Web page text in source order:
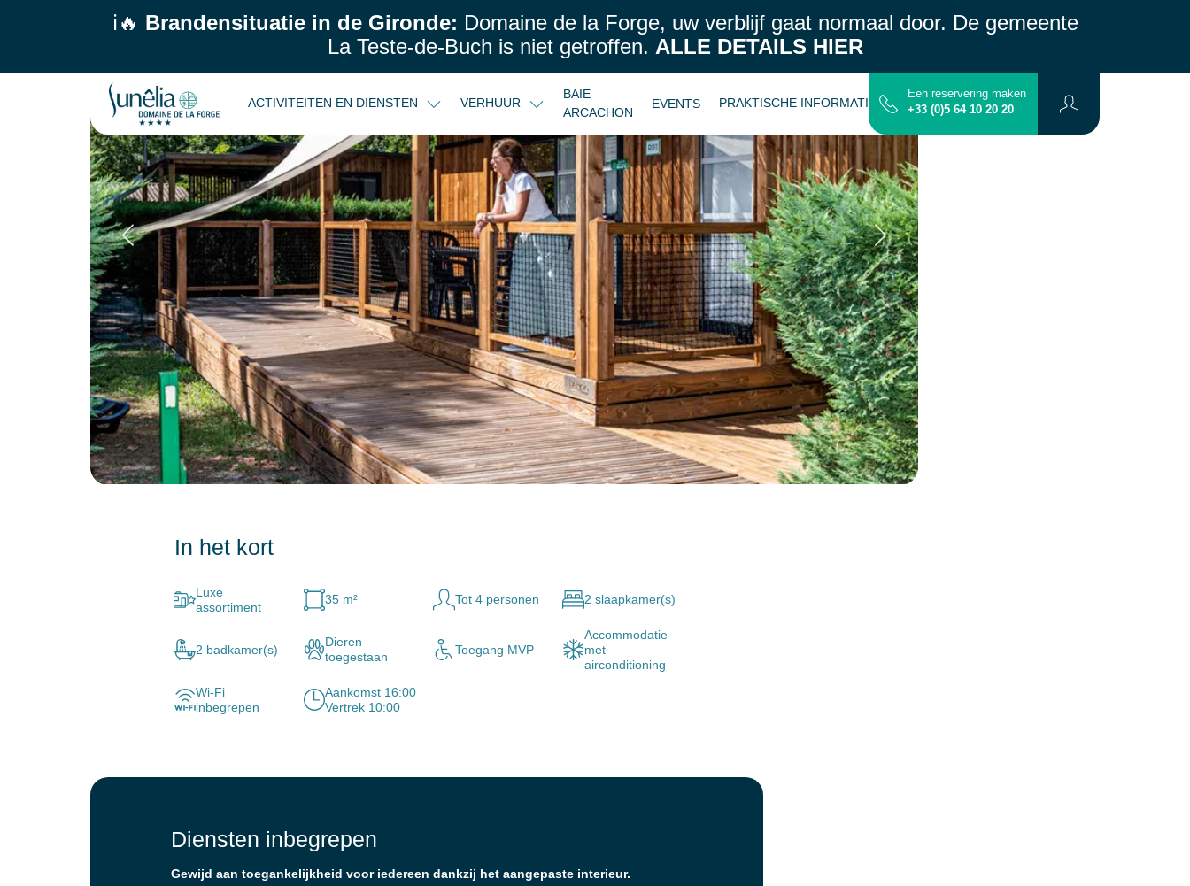
ℹ️🔥 Brandensituatie in de Gironde: Domaine de la Forge, uw verblijf gaat normaal door. De gemeente
La Teste-de-Buch is niet getroffen. ALLE DETAILS HIER
ACTIVITEITEN EN DIENSTEN VERHUUR
BAIE
ARCACHON
EVENTS PRAKTISCHE INFORMATIE CONTACT PLATTERGROND
Een reservering maken
+33 (0)5 64 10 20 20
Terug Chalet Luxe 4 pers.
In het kort
Luxe
assortiment
35 m² Tot 4 personen 2 slaapkamer(s)
2 badkamer(s)
Dieren
toegestaan
Toegang MVP
Accommodatie
met
airconditioning
Wi-Fi
inbegrepen
Aankomst 16:00
Vertrek 10:00
Diensten inbegrepen
Gewijd aan toegankelijkheid voor iedereen dankzij het aangepaste interieur.